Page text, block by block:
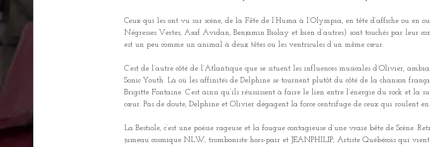
Ceux qui les ont vu sur scène, de la Fête de l’Huma à l’Olympia, en tête d’affiche ou en
Négresses Vertes, Asaf Avidan, Benjamin Biolay et bien d’autres) sont touchés par leur
est un peu comme un animal à deux têtes ou les ventricules d’un même cœur.
C’est de l’autre côté de l’Atlantique que se situent les influences musicales d’Olivier,
Sonic Youth. Là où les affinités de Delphine se tournent plutôt du côté de la chanson
Brigitte Fontaine. C’est ainsi qu’ils réussissent à faire le lien entre l’énergie du rock et la
cœur. Pas de doute, Delphine et Olivier dégagent la force centrifuge de ceux qui roulent
La Bestiole, c’est une poésie rageuse et la fougue contagieuse d’une vraie bête de Scène.
jumeau cosmique NLW, tromboniste hors-pair et JEANPHILIP, Artiste Québécois qui